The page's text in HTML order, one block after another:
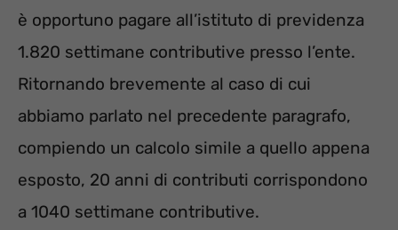
è opportuno pagare all’istituto di previdenza
1.820 settimane contributive presso l’ente.
Ritornando brevemente al caso di cui
abbiamo parlato nel precedente paragrafo,
compiendo un calcolo simile a quello appena
esposto, 20 anni di contributi corrispondono
a 1040 settimane contributive.